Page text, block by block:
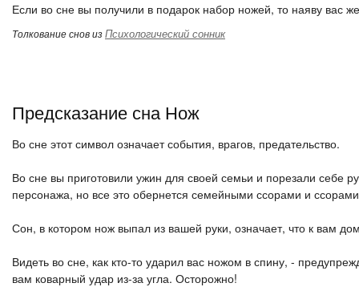
Если во сне вы получили в подарок набор ножей, то наяву вас
Толкование снов изПсихологический сонник
Предсказание сна Нож
Во сне этот символ означает события, врагов, предательство.
Во сне вы приготовили ужин для своей семьи и порезали себе
персонажа, но все это обернется семейными ссорами и
Сон, в котором нож выпал из вашей руки, означает, что к вам
Видеть во сне, как кто-то ударил вас ножом в спину, -
вам коварный удар из-за угла. Осторожно!